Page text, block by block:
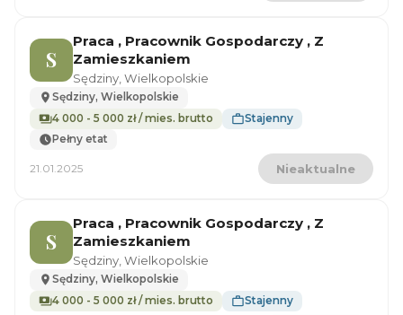
S
Praca , Pracownik Gospodarczy , Z
Zamieszkaniem
Sędziny, Wielkopolskie
Sędziny, Wielkopolskie
4 000 - 5 000 zł / mies. brutto
Stajenny
Pełny etat
21.01.2025 Nieaktualne
S
Praca , Pracownik Gospodarczy , Z
Zamieszkaniem
Sędziny, Wielkopolskie
Sędziny, Wielkopolskie
4 000 - 5 000 zł / mies. brutto
Stajenny